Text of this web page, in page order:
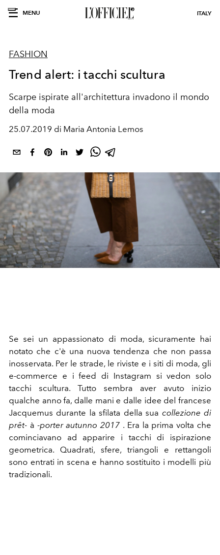
MENU ITALY
FASHION
Trend alert: i tacchi scultura
Scarpe ispirate all'architettura invadono il mondo
della moda
25.07.2019 di Maria Antonia Lemos
Se sei un appassionato di moda, sicuramente hai
notato che c'è una nuova tendenza che non passa
inosservata. Per le strade, le riviste e i siti di moda, gli
e-commerce e i feed di Instagram si vedon solo
tacchi scultura. Tutto sembra aver avuto inizio
qualche anno fa, dalle mani e dalle idee del francese
Jacquemus durante la sfilata della sua collezione di
prêt- à -porter autunno 2017 . Era la prima volta che
cominciavano ad apparire i tacchi di ispirazione
geometrica. Quadrati, sfere, triangoli e rettangoli
sono entrati in scena e hanno sostituito i modelli più
tradizionali.